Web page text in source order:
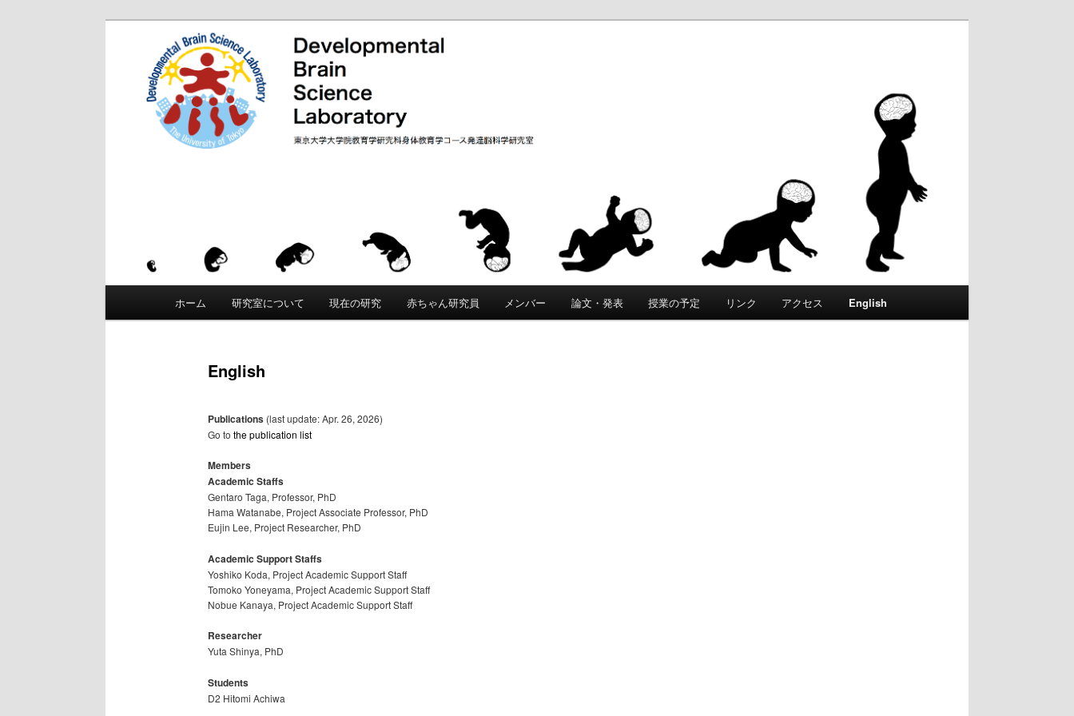
東京大学 大学院教育学研究科 発達脳科学研究室｜
Developmental Brain Science Laboratory
「発達脳科学」は、東京大学 大学院教育学研究科・身体教育学コースに創設された教育研究分野です。「こころ」
と「からだ」が発達することの根本的な原理を科学的に追究します。脳・身体・環境の間の動的な相互作用を通じ
て、運動・知覚・認知などがいかにして獲得されるかを研究します。遺伝要因と環境要因の複雑な関係を分析し、
発達と学習における適応性、創造性、個性の創発メカニズムの理解をめざします。
ン
メ
ホーム 研究室について 現在の研究 赤ちゃん研究員 メンバー 論文・発表 授業の予定 リンク アクセス English
English
Publications(last update: Apr. 26, 2026)
Go to the publication list
Members
Academic Staffs
Gentaro Taga, Professor, PhD
Hama Watanabe, Project Associate Professor, PhD
Eujin Lee, Project Researcher, PhD
Academic Support Staffs
Yoshiko Koda, Project Academic Support Staff
Tomoko Yoneyama, Project Academic Support Staff
Nobue Kanaya, Project Academic Support Staff
Researcher
Yuta Shinya, PhD
Students
D2 Hitomi Achiwa